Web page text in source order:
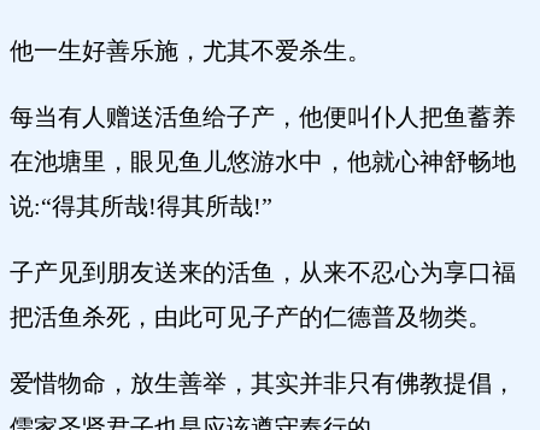
他一生好善乐施，尤其不爱杀生。
每当有人赠送活鱼给子产，他便叫仆人把鱼蓄养
在池塘里，眼见鱼儿悠游水中，他就心神舒畅地
说:“得其所哉!得其所哉!”
子产见到朋友送来的活鱼，从来不忍心为享口福
把活鱼杀死，由此可见子产的仁德普及物类。
爱惜物命，放生善举，其实并非只有佛教提倡，